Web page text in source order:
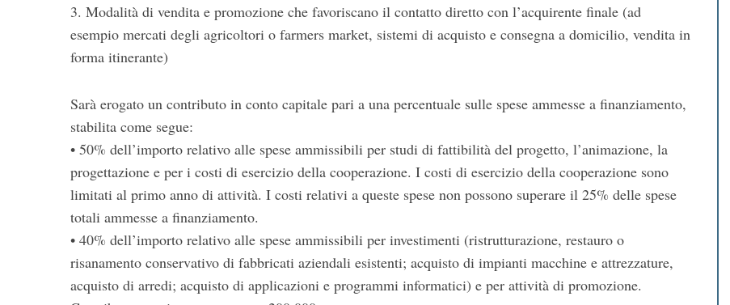
3. Modalità di vendita e promozione che favoriscano il contatto diretto con l’acquirente finale (ad
esempio mercati degli agricoltori o farmers market, sistemi di acquisto e consegna a domicilio, vendita in
forma itinerante)
Sarà erogato un contributo in conto capitale pari a una percentuale sulle spese ammesse a finanziamento,
stabilita come segue:
• 50% dell’importo relativo alle spese ammissibili per studi di fattibilità del progetto, l’animazione, la
progettazione e per i costi di esercizio della cooperazione. I costi di esercizio della cooperazione sono
limitati al primo anno di attività. I costi relativi a queste spese non possono superare il 25% delle spese
totali ammesse a finanziamento.
• 40% dell’importo relativo alle spese ammissibili per investimenti (ristrutturazione, restauro o
risanamento conservativo di fabbricati aziendali esistenti; acquisto di impianti macchine e attrezzature,
acquisto di arredi; acquisto di applicazioni e programmi informatici) e per attività di promozione.
c
h
f
: